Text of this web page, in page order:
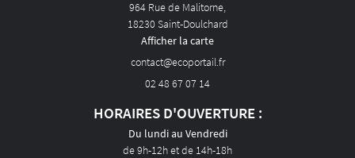
964 Rue de Malitorne,
18230 Saint-Doulchard
Afficher la carte
02 48 67 07 14
HORAIRES D'OUVERTURE :
Du lundi au Vendredi
de 9h-12h et de 14h-18h